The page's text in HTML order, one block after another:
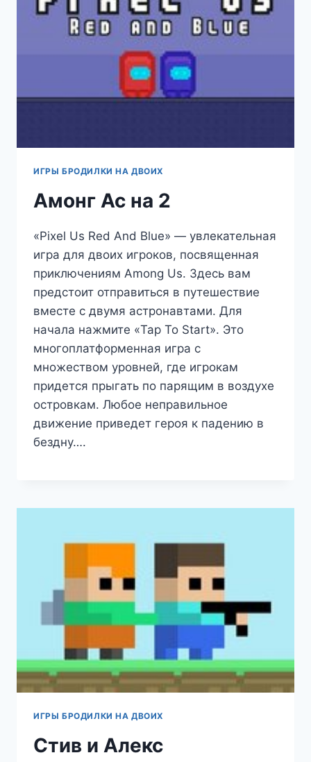
ИГРЫ БРОДИЛКИ НА ДВОИХ
Амонг Ас на 2
«Pixel Us Red And Blue» — увлекательная
игра для двоих игроков, посвященная
приключениям Among Us. Здесь вам
предстоит отправиться в путешествие
вместе с двумя астронавтами. Для
начала нажмите «Tap To Start». Это
многоплатформенная игра с
множеством уровней, где игрокам
придется прыгать по парящим в воздухе
островкам. Любое неправильное
движение приведет героя к падению в
бездну….
ИГРЫ БРОДИЛКИ НА ДВОИХ
Стив и Алекс